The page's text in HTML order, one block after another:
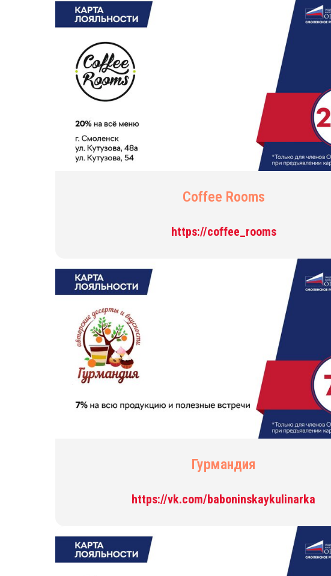
Coffee Rooms
https://coffee_rooms
Гурмандия
https://vk.com/baboninskaykulinarka